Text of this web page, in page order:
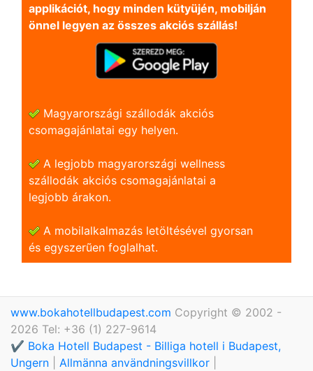
applikációt, hogy minden kütyüjén, mobilján
önnel legyen az összes akciós szállás!
Magyarországi szállodák akciós
csomagajánlatai egy helyen.
A legjobb magyarországi wellness
szállodák akciós csomagajánlatai a
legjobb árakon.
A mobilalkalmazás letöltésével gyorsan
és egyszerũen foglalhat.
www.bokahotellbudapest.com Copyright © 2002 -
2026 Tel: +36 (1) 227-9614
✔️ Boka Hotell Budapest - Billiga hotell i Budapest,
Ungern
Allmänna användningsvillkor